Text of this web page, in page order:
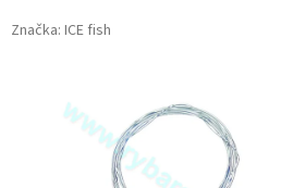
Značka: ICE fish